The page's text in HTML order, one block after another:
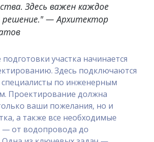
Здесь важен каждое
решение." — Архитектор
участка начинается
Здесь подключаются
по инженерным
Проектирование должна
ваши пожелания, но и
а также все необходимые
от водопровода до